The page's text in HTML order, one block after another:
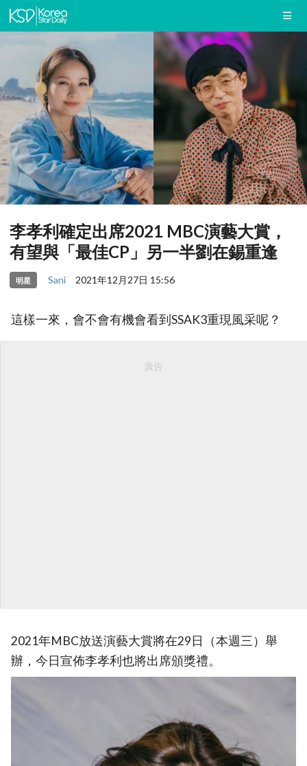
李孝利確定出席2021 MBC演藝大賞，
有望與「最佳CP」另一半劉在錫重逢
明星 Sani 2021年12月27日 15:56
這樣一來，會不會有機會看到SSAK3重現風采呢？
廣告
2021年MBC放送演藝大賞將在29日（本週三）舉
辦，今日宣佈李孝利也將出席頒獎禮。